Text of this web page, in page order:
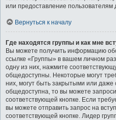
или предоставление
Вернуться к началу
Где находятся группы и как мне
Вы можете получить информацию
ссылке «Группы» в вашем личном
одну из них, нажмите
общедоступны. Некоторые могут
них, могут быть закрытыми или даже
общедоступна, то вы можете
соответствующей кнопке. Если
вы можете отправить запрос на
соответствующей кнопке. Лидер